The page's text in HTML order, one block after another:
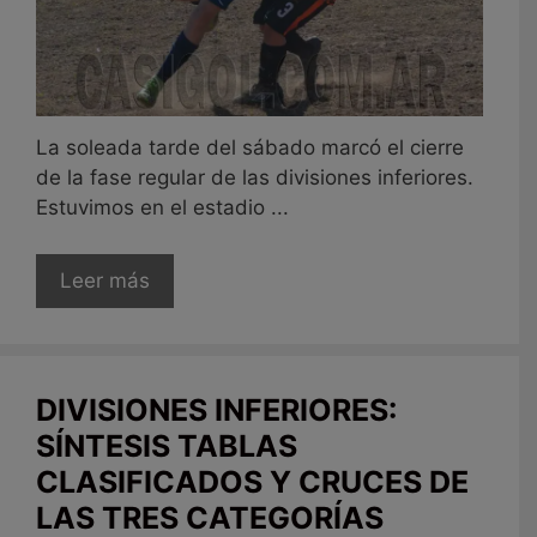
La soleada tarde del sábado marcó el cierre
de la fase regular de las divisiones inferiores.
Estuvimos en el estadio ...
Leer más
DIVISIONES INFERIORES:
SÍNTESIS TABLAS
CLASIFICADOS Y CRUCES DE
LAS TRES CATEGORÍAS